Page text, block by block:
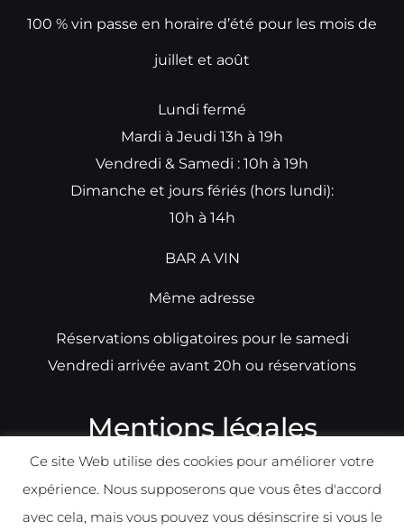
100 % vin passe en horaire d’été pour les mois de
juillet et août
Lundi fermé
Mardi à Jeudi 13h à 19h
Vendredi & Samedi : 10h à 19h
Dimanche et jours fériés (hors lundi):
10h à 14h
BAR A VIN
Même adresse
Réservations obligatoires pour le samedi
Vendredi arrivée avant 20h ou réservations
Mentions légales
Ce site Web utilise des cookies pour améliorer votre
expérience. Nous supposerons que vous êtes d'accord
avec cela, mais vous pouvez vous désinscrire si vous le